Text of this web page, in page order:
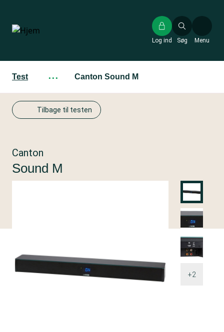
hovedindhold
Søg
Log ind Menu
Test ··· Canton Sound M
Tilbage til testen
+2
Canton
Sound M